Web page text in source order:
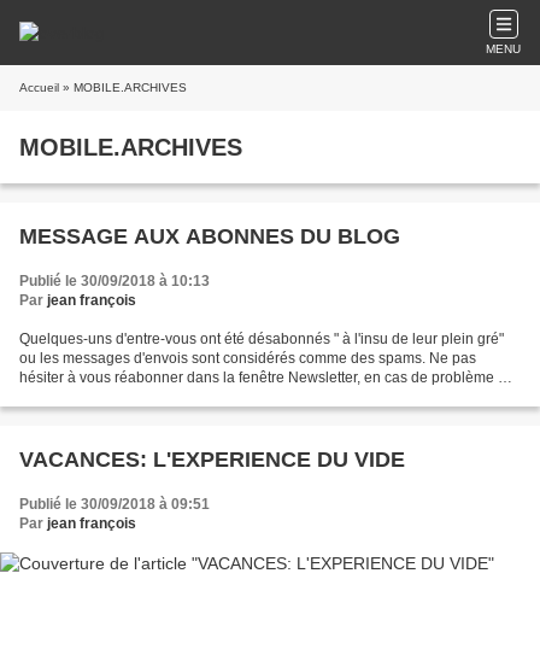
MENU
Accueil » MOBILE.ARCHIVES
MOBILE.ARCHIVES
MESSAGE AUX ABONNES DU BLOG
Publié le 30/09/2018 à 10:13
Par jean françois
Quelques-uns d'entre-vous ont été désabonnés " à l'insu de leur plein gré"
ou les messages d'envois sont considérés comme des spams. Ne pas
hésiter à vous réabonner dans la fenêtre Newsletter, en cas de problème me
VACANCES: L'EXPERIENCE DU VIDE
Publié le 30/09/2018 à 09:51
Par jean françois